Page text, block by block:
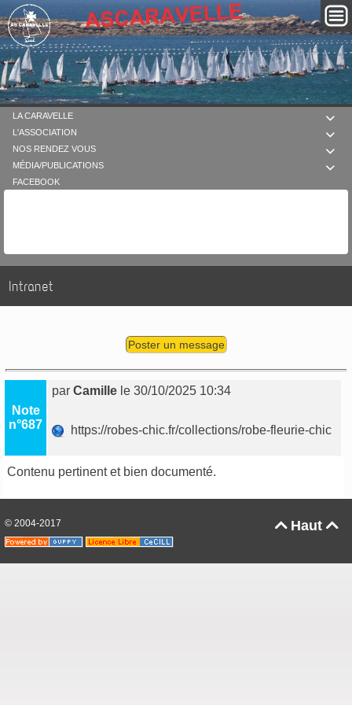

LA CARAVELLE

L'ASSOCIATION

NOS RENDEZ VOUS

MÉDIA/PUBLICATIONS
FACEBOOK
Intranet
Poster un message
Note
n°687
parCamille le 30/10/2025 10:34
https://robes-chic.fr/collections/robe-fleurie-chic
Contenu pertinent et bien documenté.
Haut 
© 2004-2017